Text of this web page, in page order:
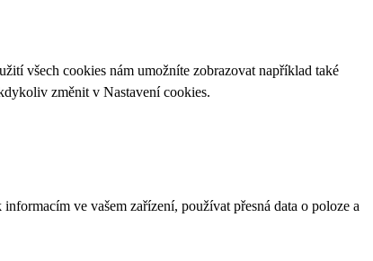
všech cookies nám umožníte zobrazovat například také
změnit v Nastavení cookies.
ve vašem zařízení, používat přesná data o poloze a